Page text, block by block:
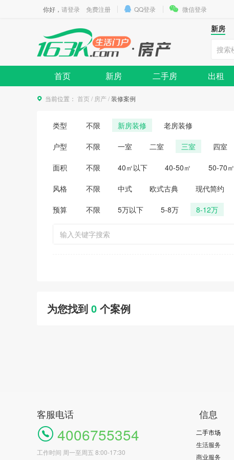
你好， 请登录 免费注册 QQ登录 微信登录
新房
首页 新房 二手房 出租
当前位置： 首页 / 房产/装修案例
类型 不限 新房装修 老房装修
户型 不限 一室 二室 三室 四室
面积 不限 40㎡以下 40-50㎡ 50-70㎡
风格 不限 中式 欧式古典 现代简约
预算 不限 5万以下 5-8万 8-12万
为您找到 0 个案例
客服电话
4006755354
工作时间 周一至周五 8:00-17:30
信息
二手市场
生活服务
商业服务